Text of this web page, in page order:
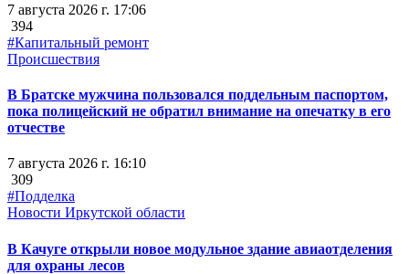
7 августа 2026 г. 17:06
394
#Капитальный ремонт
Происшествия
В Братске мужчина пользовался поддельным паспортом,
пока полицейский не обратил внимание на опечатку в его
отчестве
7 августа 2026 г. 16:10
309
#Подделка
Новости Иркутской области
В Качуге открыли новое модульное здание авиаотделения
для охраны лесов